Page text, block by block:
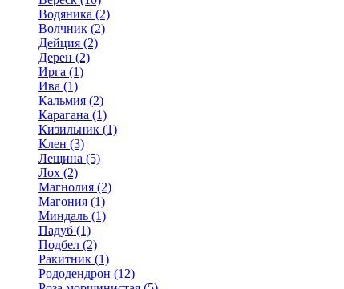
Водяника (2)
Волчник (2)
Дейция (2)
Дерен (2)
Ирга (1)
Ива (1)
Кальмия (2)
Карагана (1)
Кизильник (1)
Клен (3)
Лещина (5)
Лох (2)
Магнолия (2)
Магония (1)
Миндаль (1)
Падуб (1)
Подбел (2)
Ракитник (1)
Рододендрон (12)